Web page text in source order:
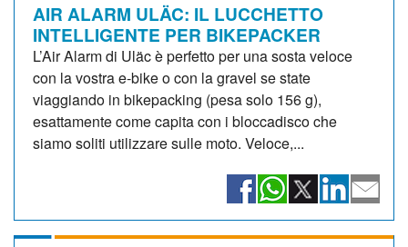
AIR ALARM ULÄC: IL LUCCHETTO
INTELLIGENTE PER BIKEPACKER
L’Air Alarm di Uläc è perfetto per una sosta veloce
con la vostra e-bike o con la gravel se state
viaggiando in bikepacking (pesa solo 156 g),
esattamente come capita con i bloccadisco che
siamo soliti utilizzare sulle moto. Veloce,...